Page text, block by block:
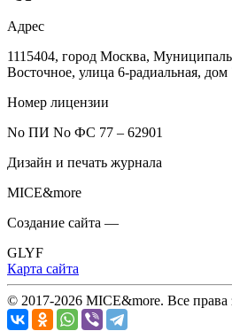
Адрес
1115404, город Москва,
Восточное, улица 6-радиальная, дом
Номер лицензии
No ПИ No ФС 77 – 62901
Дизайн и печать журнала
MICE&more
Создание сайта —
GLYF
Карта сайта
© 2017-2026 MICE&more. Все